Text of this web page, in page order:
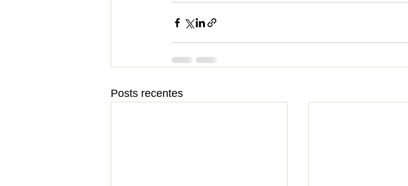
Posts recentes